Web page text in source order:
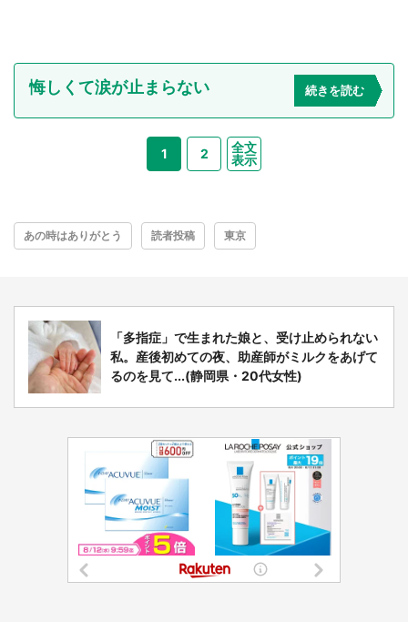
悔しくて涙が止まらない 続きを読む
1 2
全文
表示
あの時はありがとう 読者投稿 東京
「多指症」で生まれた娘と、受け止められない
私。産後初めての夜、助産師がミルクをあげて
るのを見て...(静岡県・20代女性)